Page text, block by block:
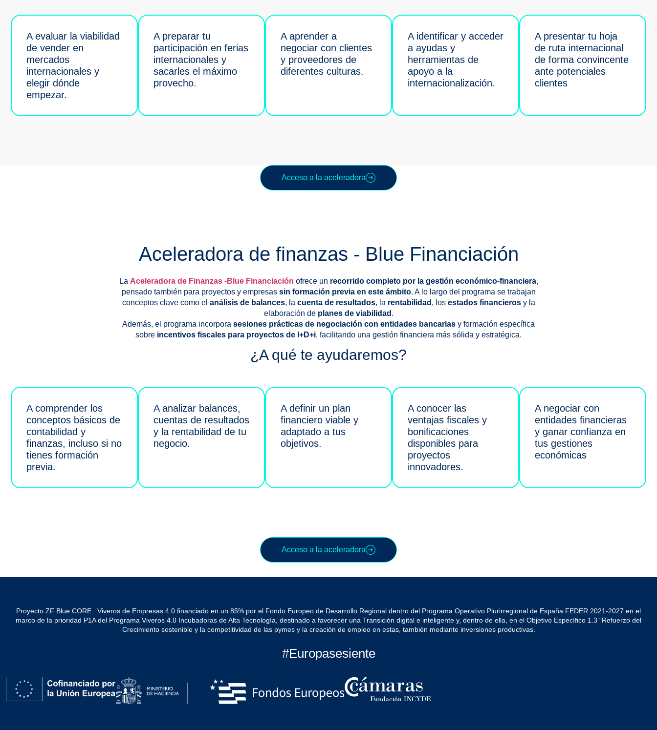
A evaluar la viabilidad
de vender en
mercados
internacionales y
elegir dónde
empezar.
A preparar tu
participación en ferias
internacionales y
sacarles el máximo
provecho.
A aprender a
negociar con clientes
y proveedores de
diferentes culturas.
A identificar y acceder
a ayudas y
herramientas de
apoyo a la
internacionalización.
A presentar tu hoja
de ruta internacional
de forma convincente
ante potenciales
clientes
Acceso a la aceleradora
Aceleradora de finanzas - Blue Financiación
La Aceleradora de Finanzas -Blue Financiación ofrece un recorrido completo por la gestión económico-financiera,
pensado también para proyectos y empresas sin formación previa en este ámbito. A lo largo del programa se trabajan
conceptos clave como el análisis de balances, la cuenta de resultados, la rentabilidad , los estados financierosy la
elaboración de planes de viabilidad .
Además, el programa incorpora sesiones prácticas de negociación con entidades bancarias y formación específica
sobre incentivos fiscales para proyectos de I+D+i, facilitando una gestión financiera más sólida y estratégica.
¿A qué te ayudaremos?
A comprender los
conceptos básicos de
contabilidad y
finanzas, incluso si no
tienes formación
previa.
A analizar balances,
cuentas de resultados
y la rentabilidad de tu
negocio.
A definir un plan
financiero viable y
adaptado a tus
objetivos.
A conocer las
ventajas fiscales y
bonificaciones
disponibles para
proyectos
innovadores.
A negociar con
entidades financieras
y ganar confianza en
tus gestiones
económicas
Acceso a la aceleradora
Proyecto ZF Blue CORE . Viveros de Empresas 4.0 financiado en un 85% por el Fondo Europeo de Desarrollo Regional dentro del Programa Operativo Plurirregional de España FEDER 2021-2027 en el
marco de la prioridad P1A del Programa Viveros 4.0 Incubadoras de Alta Tecnología, destinado a favorecer una Transición digital e inteligente y, dentro de ella, en el Objetivo Específico 1.3 “Refuerzo del
Crecimiento sostenible y la competitividad de las pymes y la creación de empleo en estas, también mediante inversiones productivas.
#Europasesiente